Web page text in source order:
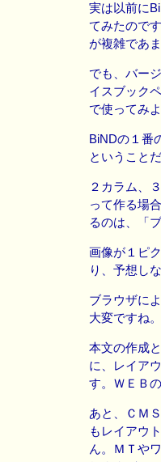
実は以前に
てみたので
が複雑であ
でも、バー
イスブック
で使ってみ
BiNDの１番
ということ
２カラム、
って作る場
るのは、「
画像が１ピ
り、予想し
ブラウザに
大変ですね。
本文の作成
に、レイア
す。ＷＥＢ
あと、ＣＭ
もレイアウ
ん。ＭＴや